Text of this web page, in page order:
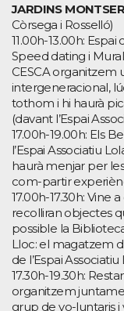
JARDINS
Còrsega i Rosselló)
11.00h-13.00h:
Speed dating i
CESCA organitzem
intergeneracional,
tothom i hi haurà
(davant l’Espai
17.00h-19.00h: Els
l’Espai Associatiu
haurà menjar per
com-partir
17.00h-17.30h: Vine
recolliran objectes
possible la
Lloc: el magatzem
de l’Espai
17.30h-19.30h:
organitzem
grup de vo-luntaris